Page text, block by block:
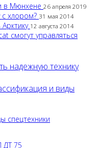
в Мюнхене 26 апреля 2019
с хлором? 31 мая 2014
12 августа 2014
смогут управляться
надежную технику
и виды